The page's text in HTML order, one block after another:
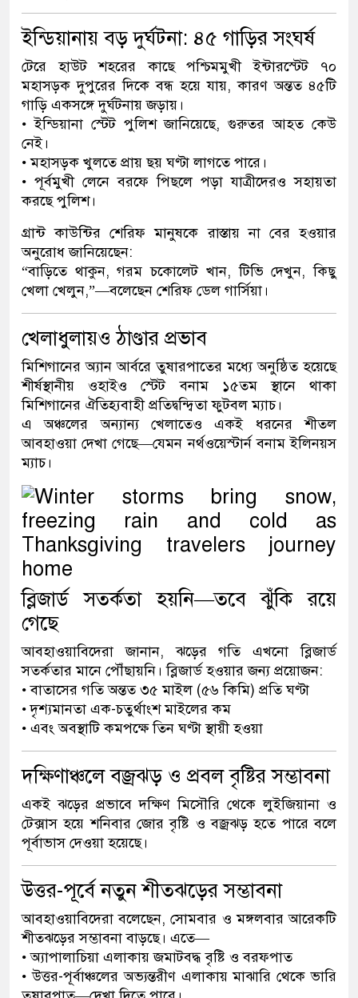
ইন্ডিয়ানায় বড় দুর্ঘটনা: ৪৫ গাড়ির সংঘর্ষ
টেরে হাউট শহরের কাছে পশ্চিমমুখী ইন্টারস্টেট ৭০
মহাসড়ক দুপুরের দিকে বন্ধ হয়ে যায়, কারণ অন্তত ৪৫টি
গাড়ি একসঙ্গে দুর্ঘটনায় জড়ায়।
• ইন্ডিয়ানা স্টেট পুলিশ জানিয়েছে, গুরুতর আহত কেউ
নেই।
• মহাসড়ক খুলতে প্রায় ছয় ঘণ্টা লাগতে পারে।
• পূর্বমুখী লেনে বরফে পিছলে পড়া যাত্রীদেরও সহায়তা
করছে পুলিশ।
গ্রান্ট কাউন্টির শেরিফ মানুষকে রাস্তায় না বের হওয়ার
অনুরোধ জানিয়েছেন:
“বাড়িতে থাকুন, গরম চকোলেট খান, টিভি দেখুন, কিছু
খেলা খেলুন,”—বলেছেন শেরিফ ডেল গার্সিয়া।
খেলাধুলায়ও ঠাণ্ডার প্রভাব
মিশিগানের অ্যান আর্বরে তুষারপাতের মধ্যে অনুষ্ঠিত হয়েছে
শীর্ষস্থানীয় ওহাইও স্টেট বনাম ১৫তম স্থানে থাকা
মিশিগানের ঐতিহ্যবাহী প্রতিদ্বন্দ্বিতা ফুটবল ম্যাচ।
এ অঞ্চলের অন্যান্য খেলাতেও একই ধরনের শীতল
আবহাওয়া দেখা গেছে—যেমন নর্থওয়েস্টার্ন বনাম ইলিনয়স
ম্যাচ।
ব্লিজার্ড সতর্কতা হয়নি—তবে ঝুঁকি রয়ে
গেছে
আবহাওয়াবিদেরা জানান, ঝড়ের গতি এখনো ব্লিজার্ড
সতর্কতার মানে পৌঁছায়নি। ব্লিজার্ড হওয়ার জন্য প্রয়োজন:
• বাতাসের গতি অন্তত ৩৫ মাইল (৫৬ কিমি) প্রতি ঘণ্টা
• দৃশ্যমানতা এক-চতুর্থাংশ মাইলের কম
• এবং অবস্থাটি কমপক্ষে তিন ঘণ্টা স্থায়ী হওয়া
দক্ষিণাঞ্চলে বজ্রঝড় ও প্রবল বৃষ্টির সম্ভাবনা
একই ঝড়ের প্রভাবে দক্ষিণ মিসৌরি থেকে লুইজিয়ানা ও
টেক্সাস হয়ে শনিবার জোর বৃষ্টি ও বজ্রঝড় হতে পারে বলে
পূর্বাভাস দেওয়া হয়েছে।
উত্তর-পূর্বে নতুন শীতঝড়ের সম্ভাবনা
আবহাওয়াবিদেরা বলেছেন, সোমবার ও মঙ্গলবার আরেকটি
শীতঝড়ের সম্ভাবনা বাড়ছে। এতে—
• অ্যাপালাচিয়া এলাকায় জমাটবদ্ধ বৃষ্টি ও বরফপাত
• উত্তর-পূর্বাঞ্চলের অভ্যন্তরীণ এলাকায় মাঝারি থেকে ভারি